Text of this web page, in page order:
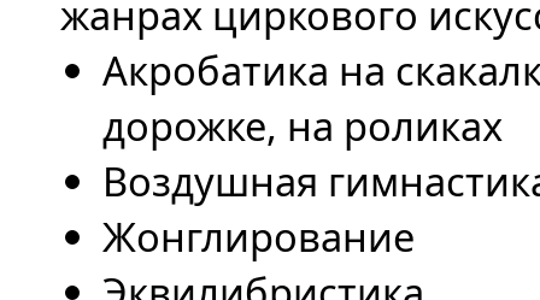
жанрах циркового
Акробатика на
дорожке, на роликах
Воздушная
Жонглирование